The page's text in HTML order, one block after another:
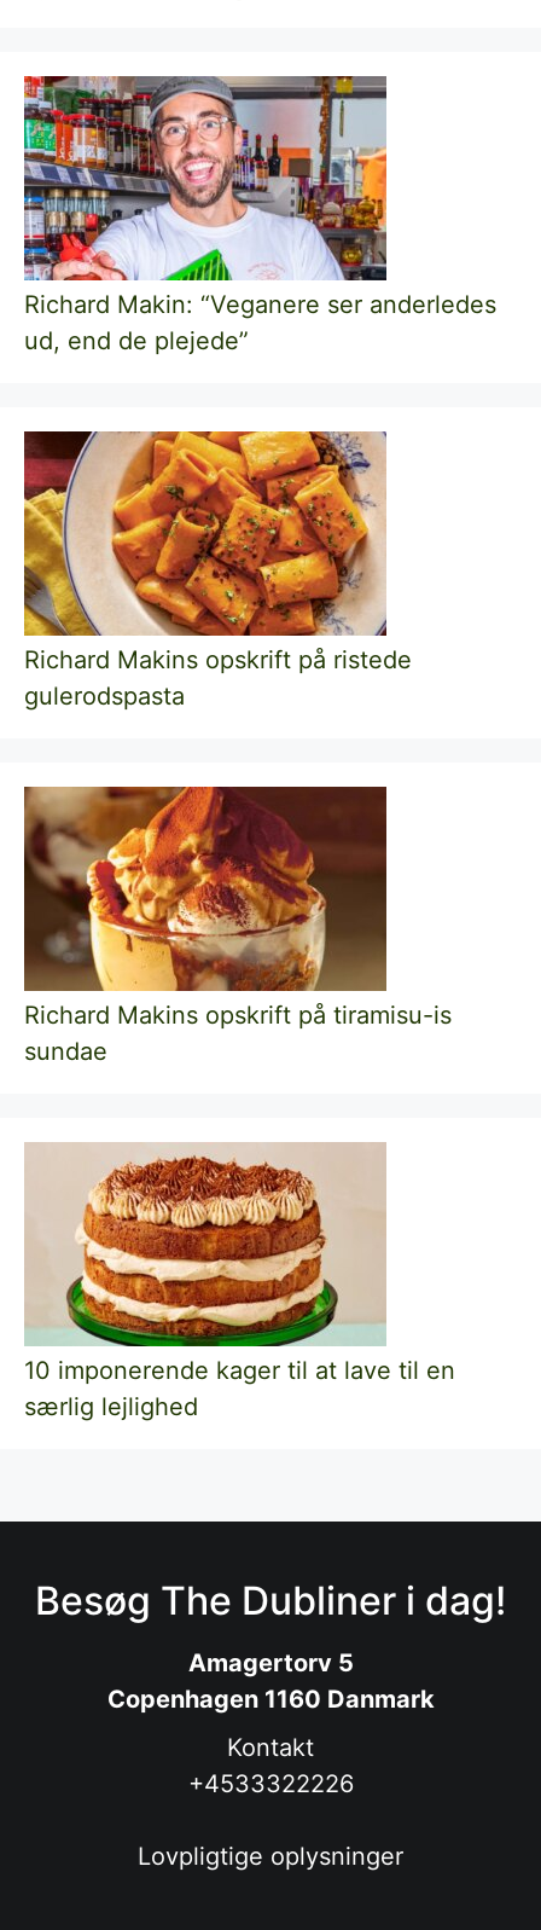
Richard Makin: “Veganere ser anderledes
ud, end de plejede”
Richard Makins opskrift på ristede
gulerodspasta
Richard Makins opskrift på tiramisu-is
sundae
10 imponerende kager til at lave til en
særlig lejlighed
Besøg The Dubliner i dag!
Amagertorv 5
Copenhagen 1160 Danmark
Kontakt
+4533322226
Lovpligtige oplysninger